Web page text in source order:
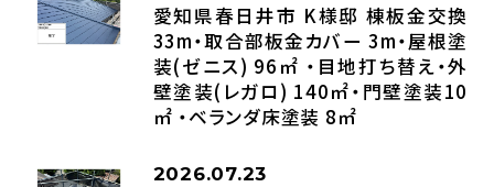
愛知県春日井市 K様邸 棟板金交換
33m・取合部板金カバー 3m・屋根塗
装(ゼニス) 96㎡ ・目地打ち替え・外
壁塗装(レガロ) 140㎡・門壁塗装10
㎡ ・ベランダ床塗装 8㎡
2026.07.23